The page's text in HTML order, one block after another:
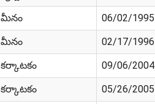
మీనం 06/02/1995
మీనం 02/17/1996
కర్కాటకం 09/06/2004
కర్కాటకం 05/26/2005